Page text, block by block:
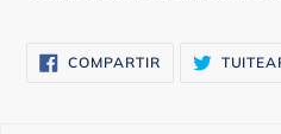
carritoCOMPARTIRCOMPARTIR
EN